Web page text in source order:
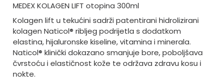
MEDEX KOLAGEN LIFT otopina 300ml
Kolagen lift u tekućini sadrži patentirani hidrolizirani
kolagen Naticol® ribljeg podrijetla s dodatkom
elastina, hijaluronske kiseline, vitamina i minerala.
Naticol® klinički dokazano smanjuje bore, poboljšava
čvrstoću i elastičnost kože te održava zdravu kosu i
nokte.